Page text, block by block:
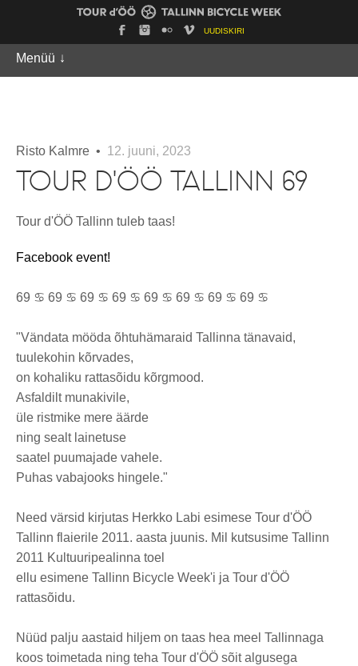
UUDISKIRI
Menüü ↓
Risto Kalmre • 12. juuni, 2023
TOUR D'ÖÖ TALLINN 69
Tour d'ÖÖ Tallinn tuleb taas!
Facebook event!
69 ♋ 69 ♋ 69 ♋ 69 ♋ 69 ♋ 69 ♋ 69 ♋ 69 ♋
"Vändata mööda õhtuhämaraid Tallinna tänavaid,
tuulekohin kõrvades,
on kohaliku rattasõidu kõrgmood.
Asfaldilt munakivile,
üle ristmike mere äärde
ning sealt lainetuse
saatel puumajade vahele.
Puhas vabajooks hingele."
Need värsid kirjutas Herkko Labi esimese Tour d'ÖÖ
Tallinn flaierile 2011. aasta juunis. Mil kutsusime Tallinn
2011 Kultuuripealinna toel
ellu esimene Tallinn Bicycle Week'i ja Tour d'ÖÖ
rattasõidu.
Nüüd palju aastaid hiljem on taas hea meel Tallinnaga
koos toimetada ning teha Tour d'ÖÖ sõit algusega